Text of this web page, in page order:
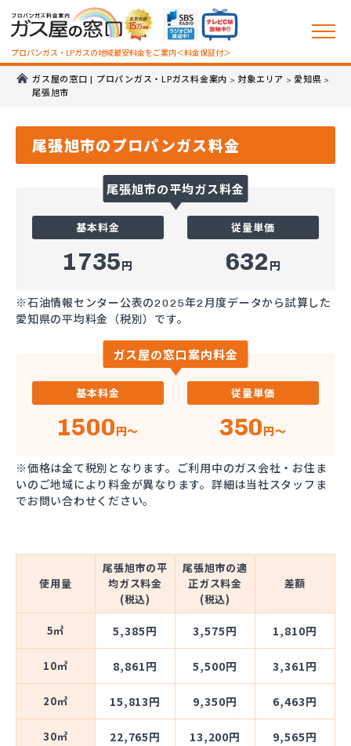
プロパンガス・LPガスの地域最安料金をご案内＜料金保証付＞
ガス屋の窓口 | プロパンガス・LPガス料金案内 > 対象エリア > 愛知県 >
尾張旭市
尾張旭市のプロパンガス料金
尾張旭市の平均ガス料金
基本料金
1735円
従量単価
632 円
※石油情報センター公表の2025年2月度データから試算した
愛知県の平均料金（税別）です。
ガス屋の窓口案内料金
基本料金
1500円～
従量単価
350円～
※価格は全て税別となります。ご利用中のガス会社・お住ま
いのご地域により料金が異なります。詳細は当社スタッフま
でお問い合わせください。
使用量
尾張旭市の平
均ガス料金
(税込)
尾張旭市の適
正ガス料金
(税込)
差額
5㎥ 5,385円 3,575円 1,810円
10㎥ 8,861円 5,500円 3,361円
20㎥ 15,813円 9,350円 6,463円
30㎥ 22,765円 13,200円 9,565円